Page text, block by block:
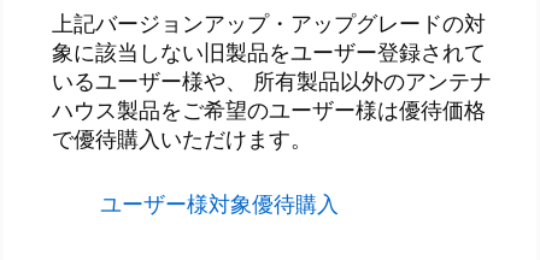
上記バージョンアップ・アップグレードの対
象に該当しない旧製品をユーザー登録されて
いるユーザー様や、 所有製品以外のアンテナ
ハウス製品をご希望のユーザー様は優待価格
で優待購入いただけます。
ユーザー様対象優待購入